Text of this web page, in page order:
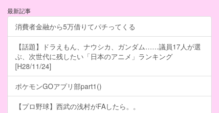
最新記事
消費者金融から5万借りてパチってくる
【話題】ドラえもん、ナウシカ、ガンダム……議員17人が選
ぶ、次世代に残したい「日本のアニメ」ランキング
[H28/11/24]
ポケモンGOアプリ部part1()
【プロ野球】西武の浅村がFAしたら。。